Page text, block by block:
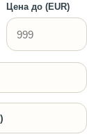
Цена до (EUR)